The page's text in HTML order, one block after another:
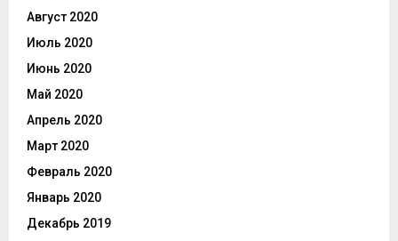
Август 2020
Июль 2020
Июнь 2020
Май 2020
Апрель 2020
Март 2020
Февраль 2020
Январь 2020
Декабрь 2019